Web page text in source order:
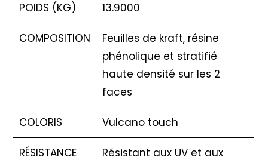
POIDS (KG) 13.9000
COMPOSITION
Feuilles de kraft, résine
phénolique et stratifié
haute densité sur les 2
faces
COLORIS Vulcano touch
RÉSISTANCE
Résistant aux UV et aux